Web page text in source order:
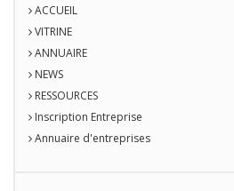
ACCUEIL
VITRINE
ANNUAIRE
NEWS
RESSOURCES
Inscription Entreprise
Annuaire d'entreprises